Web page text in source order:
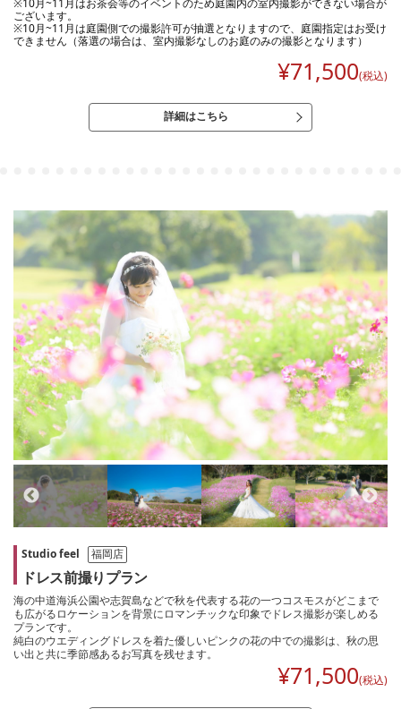
※10月~11月はお茶会等のイベントのため庭園内の室内撮影ができない場合が
ございます。
※10月~11月は庭園側での撮影許可が抽選となりますので、庭園指定はお受け
できません（落選の場合は、室内撮影なしのお庭のみの撮影となります）
¥71,500(税込)
詳細はこちら
Studio feel 福岡店
ドレス前撮りプラン
海の中道海浜公園や志賀島などで秋を代表する花の一つコスモスがどこまで
も広がるロケーションを背景にロマンチックな印象でドレス撮影が楽しめる
プランです。
純白のウエディングドレスを着た優しいピンクの花の中での撮影は、秋の思
い出と共に季節感あるお写真を残せます。
¥71,500(税込)